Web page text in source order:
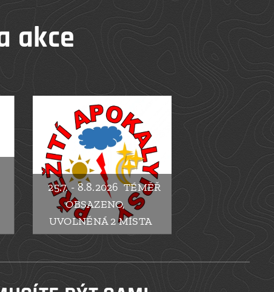
akce
25.7. - 8.8.2026 TÉMĚŘ
OBSAZENO,
UVOLNĚNÁ 2 MÍSTA